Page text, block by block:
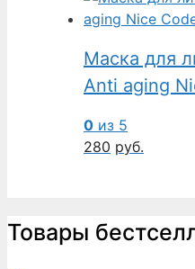
Маска для
Anti aging
0 из 5
280 руб.
Товары